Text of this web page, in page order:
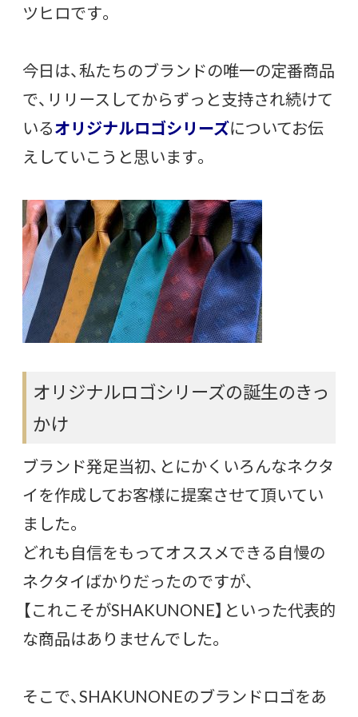
ツヒロです。
今日は、私たちのブランドの唯一の定番商品
で、リリースしてからずっと支持され続けて
いるオリジナルロゴシリーズについてお伝
えしていこうと思います。
オリジナルロゴシリーズの誕生のきっ
かけ
ブランド発足当初、とにかくいろんなネクタ
イを作成してお客様に提案させて頂いてい
ました。
どれも自信をもってオススメできる自慢の
ネクタイばかりだったのですが、
【これこそがSHAKUNONE】といった代表的
な商品はありませんでした。
そこで、SHAKUNONEのブランドロゴをあ